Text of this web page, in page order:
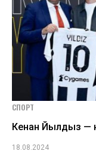
СПОРТ
Кенан Йылдыз —
18.08.2024